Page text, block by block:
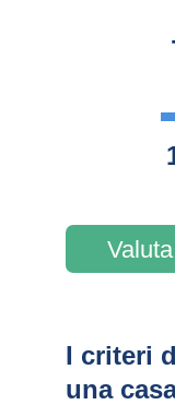
I criteri
una